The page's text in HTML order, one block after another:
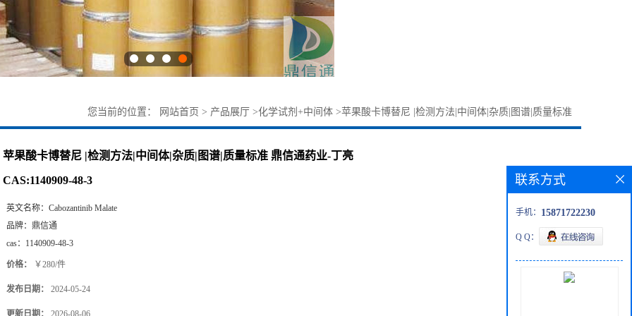
您当前的位置： 网站首页 > 产品展厅 >化学试剂+中间体 >苹果酸卡博替尼 |检测方法|中间体|杂质|图谱|质量标准
苹果酸卡博替尼 |检测方法|中间体|杂质|图谱|质量标准 鼎信通药业-丁亮
CAS:1140909-48-3
英文名称： Cabozantinib Malate
品牌： 鼎信通
cas： 1140909-48-3
价格： ￥280/件
发布日期： 2024-05-24
更新日期： 2026-08-06
联系方式
手机： 15871722230
Q Q：